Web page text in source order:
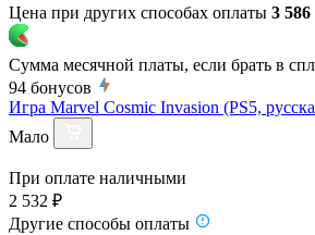
Цена при других способах оплаты 3 586
Сумма месячной платы, если брать в
94 бонусов
Игра Marvel Cosmic Invasion (PS5,
Мало
При оплате наличными
2 532 ₽
Другие способы оплаты